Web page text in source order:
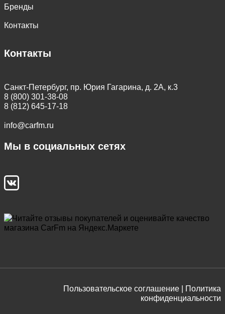
Бренды
Контакты
Контакты
Санкт-Петербург, пр. Юрия Гагарина, д. 2А, к.3
8 (800) 301-38-08
8 (812) 645-17-18
info@carfm.ru
Мы в социальных сетях
Пользовательское соглашение |
Политика
конфиденциальности